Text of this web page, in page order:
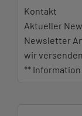
Kontakt
Aktueller
Newsletter
wir
**